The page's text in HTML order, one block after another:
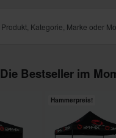
Die Bestseller im
Hammerpreis!